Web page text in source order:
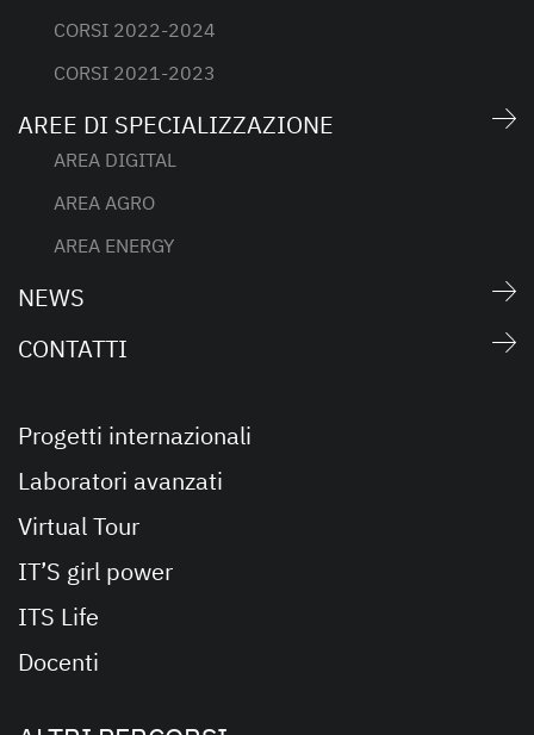
CORSI 2022-2024
CORSI 2021-2023
AREE DI SPECIALIZZAZIONE
AREA DIGITAL
AREA AGRO
AREA ENERGY
NEWS
CONTATTI
Progetti internazionali
Laboratori avanzati
Virtual Tour
IT’S girl power
ITS Life
Docenti